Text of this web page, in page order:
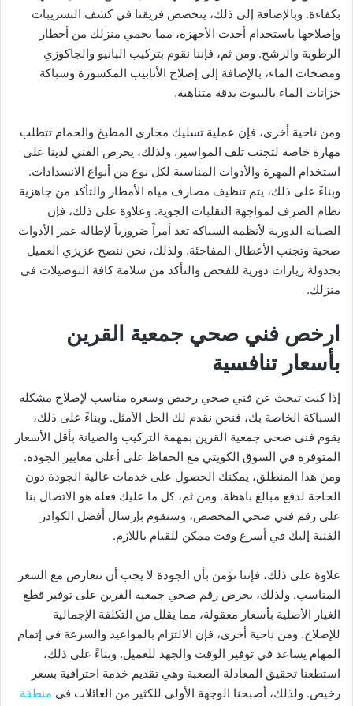
بكفاءة. وبالإضافة إلى ذلك، يتخصص فريقنا في كشف التسريبات
وإصلاحها باستخدام أحدث الأجهزة، مما يحمي منزلك من أخطار
الرطوبة والرشح. ومن ثم، فإننا نقوم بتركيب البانيو والجاكوزي
ومضخات الماء، بالإضافة إلى إصلاح الأنابيب المكسورة وسباكة
خزانات الماء بالبيوت بدقة متناهية.
ومن ناحية أخرى، فإن عملية تسليك مجاري المطبخ والحمام تتطلب
مهارة خاصة لتجنب تلف المواسير. ولذلك، يحرص الفني لدينا على
استخدام المهرة والأدوات المناسبة لكل نوع من أنواع الانسدادات.
وبناءً على ذلك، يتم تنظيف مصارف مياه الأمطار والتأكد من جاهزية
نظام الصرف لمواجهة التقلبات الجوية. وعلاوة على ذلك، فإن
الصيانة الدورية لأنظمة السباكة تعد أمراً ضرورياً لإطالة عمر الأدوات
صحية وتجنب الأعطال المفاجئة. ولذلك، نحن ننصح عزيزي العميل
بجدولة زيارات دورية للفحص والتأكد من سلامة كافة التوصيلات في
منزلك.
ارخص فني صحي جمعية القرين
بأسعار تنافسية
إذا كنت تبحث عن فني صحي رخيص وسعره مناسب لإصلاح مشكلة
السباكة الخاصة بك، فنحن نقدم لك الحل الأمثل. وبناءً على ذلك،
يقوم فني صحي جمعية القرين بمهمة التركيب والصيانة بأقل الأسعار
المتوفرة في السوق الكويتي مع الحفاظ على أعلى معايير الجودة.
ومن هذا المنطلق، يمكنك الحصول على خدمات عالية الجودة دون
الحاجة لدفع مبالغ باهظة. ومن ثم، كل ما عليك فعله هو الاتصال بنا
على رقم فني صحي المخصص، وسنقوم بإرسال أفضل الكوادر
الفنية إليك في أسرع وقت ممكن للقيام باللازم.
علاوة على ذلك، فإننا نؤمن بأن الجودة لا يجب أن تتعارض مع السعر
المناسب. ولذلك، يحرص رقم صحي جمعية القرين على توفير قطع
الغيار الأصلية بأسعار معقولة، مما يقلل من التكلفة الإجمالية
للإصلاح. ومن ناحية أخرى، فإن الالتزام بالمواعيد والسرعة في إتمام
المهام يساعد في توفير الوقت والجهد للعميل. وبناءً على ذلك،
استطعنا تحقيق المعادلة الصعبة وهي تقديم خدمة احترافية بسعر
رخيص. ولذلك، أصبحنا الوجهة الأولى للكثير من العائلات في منطقة